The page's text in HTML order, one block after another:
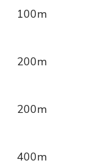
100m
200m
200m
400m